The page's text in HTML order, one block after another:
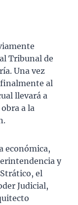
Tribunal de
Una vez
al
llevará a
a la
económica,
y
el
Judicial,